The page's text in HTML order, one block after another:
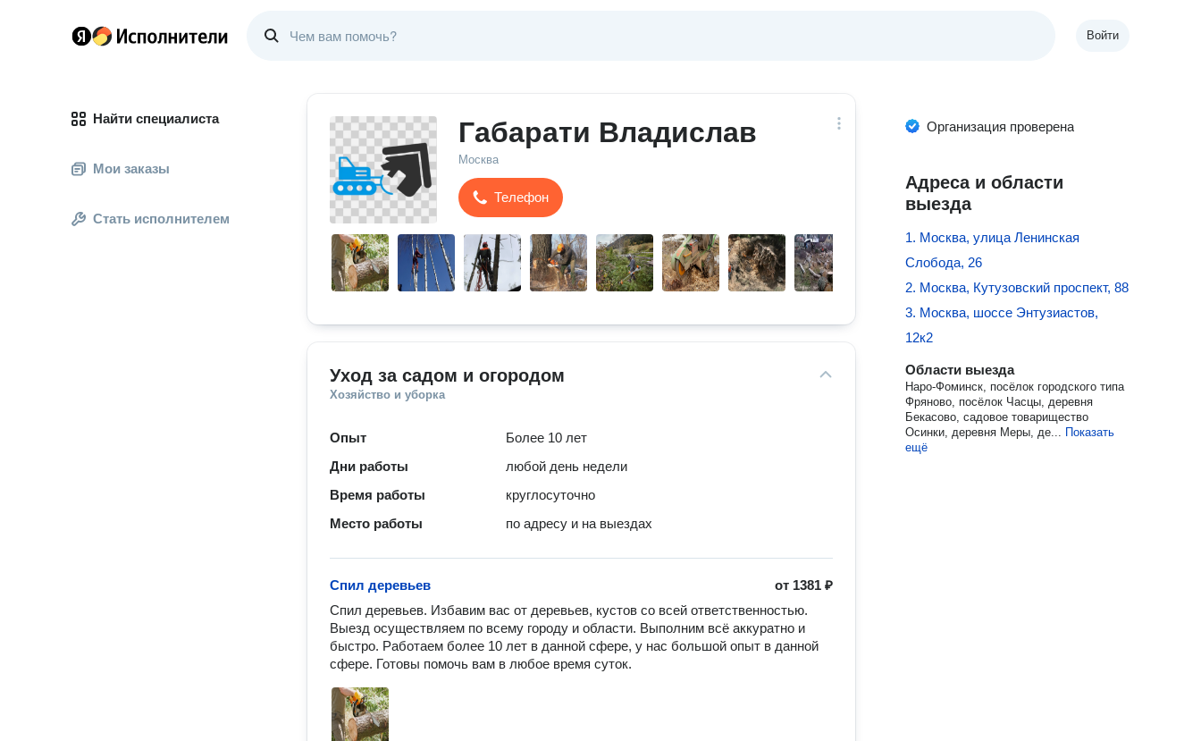
Войти
Найти специалиста
Мои заказы
Стать исполнителем
Габарати Владислав
Москва
Телефон
Уход за садом и огородом
Хозяйство и уборка
Опыт
Более 10 лет
Дни работы
любой день недели
Время работы
круглосуточно
Место работы
по адресу и на выездах
от 1381 ₽
Спил деревьев
Спил деревьев. Избавим вас от деревьев, кустов со всей ответственностью.
Выезд осуществляем по всему городу и области. Выполним всё аккуратно и
быстро. Работаем более 10 лет в данной сфере, у нас большой опыт в данной
сфере. Готовы помочь вам в любое время суток.
Организация проверена
Адреса и области
выезда
1. Москва, улица Ленинская
Слобода, 26
2. Москва, Кутузовский проспект, 88
3. Москва, шоссе Энтузиастов,
12к2
Области выезда
Наро-Фоминск, посёлок городского типа
Фряново, посёлок Часцы, деревня
Бекасово, садовое товарищество
Осинки, деревня Меры, де... Показать
ещё